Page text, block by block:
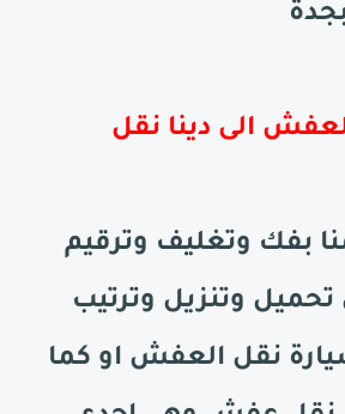
الى دينا نقل
بفك وتغليف وترقيم
وتنزيل وترتيب
نقل العفش او كما